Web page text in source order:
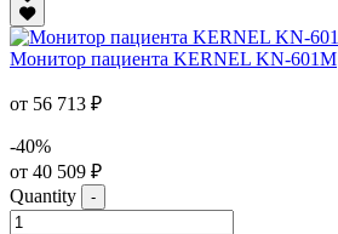
Монитор пациента KERNEL KN-601M
от 56 713 ₽
-40%
от 40 509 ₽
Quantity
-